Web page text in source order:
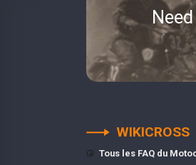
WIKICROSS
Tous les FAQ du